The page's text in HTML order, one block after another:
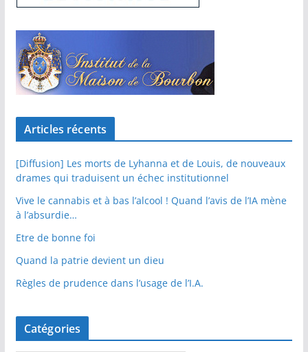
Articles récents
[Diffusion] Les morts de Lyhanna et de Louis, de nouveaux
drames qui traduisent un échec institutionnel
Vive le cannabis et à bas l’alcool ! Quand l’avis de l’IA mène
à l’absurdie…
Etre de bonne foi
Quand la patrie devient un dieu
Règles de prudence dans l’usage de l’I.A.
Catégories